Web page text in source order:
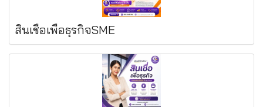
สินเชื่อเพื่อธุรกิจSME